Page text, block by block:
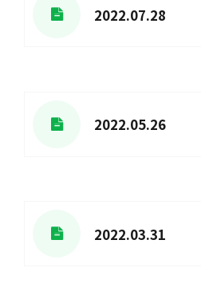
2022.07.28
2022.05.26
2022.03.31